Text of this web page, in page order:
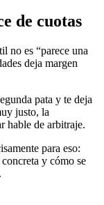
de cuotas
no es “parece una
deja margen
pata y te deja
justo, la
hable de arbitraje.
para eso:
y cómo se